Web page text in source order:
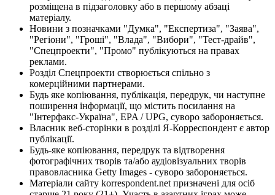
розміщена в підзаголовку або в першому абзаці
матеріалу.
Новини з позначками "Думка", "Експертиза", "Заява",
"Регіони", "Гроші", "Влада", "Вибори", "Тест-драйв",
"Спецпроекти", "Промо" публікуються на правах
реклами.
Розділ Спецпроекти створюється спільно з
комерційними партнерами.
Будь яке копіювання, публікація, передрук, чи наступне
поширення інформації, що містить посилання на
"Інтерфакс-Україна", EPA / UPG, суворо забороняється.
Власник веб-сторінки в розділі Я-Корреспондент є автор
публікації.
Будь-яке копіювання, передрук та відтворення
фотографічних творів та/або аудіовізуальних творів
правовласника Getty Images - суворо забороняється.
Матеріали сайту korrespondent.net призначені для осіб